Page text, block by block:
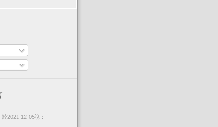
於2021-12-05說：